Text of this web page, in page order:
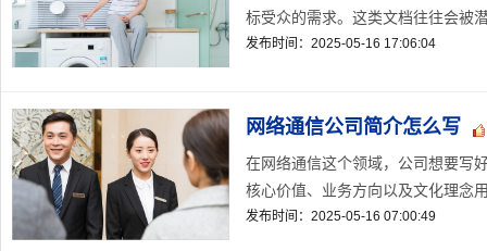
标受众的需求。这类文档往往会被
发布时间：2025-05-16 17:06:04
网络通信公司简介怎么写
在网络通信这个领域，公司想要写
核心价值、业务方向以及文化理念
发布时间：2025-05-16 07:00:49